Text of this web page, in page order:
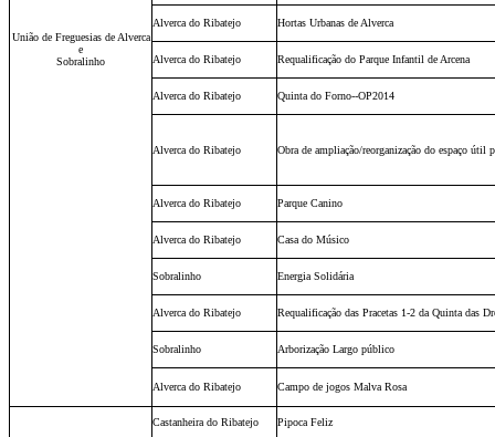
União de Freguesias de Alverca
e
Sobralinho
Alverca do Ribatejo Hortas Urbanas de Alverca
Alverca do Ribatejo Requalificação do Parque Infantil de Arcena
Alverca do Ribatejo Quinta do Forno--OP2014
Alverca do Ribatejo Obra de ampliação/reorganização do espaço útil
Alverca do Ribatejo Parque Canino
Alverca do Ribatejo Casa do Músico
Sobralinho Energia Solidária
Alverca do Ribatejo Requalificação das Pracetas 1-2 da Quinta das
Sobralinho Arborização Largo público
Alverca do Ribatejo Campo de jogos Malva Rosa
Castanheira do Ribatejo Pipoca Feliz